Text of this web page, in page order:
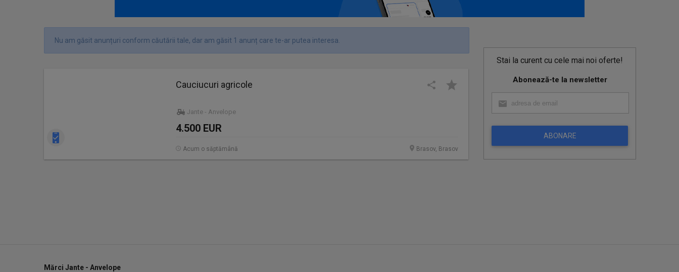
Stai la curent cu cele mai noi oferte!
Abonează-te la newsletter
ABONARE
Nu am găsit anunțuri conform căutării tale, dar am găsit 1 anunț care te-ar putea interesa.
Cauciucuri agricole
Jante - Anvelope
4.500 EUR
Brasov, Brasov
Acum o săptămână
Mărci Jante - Anvelope